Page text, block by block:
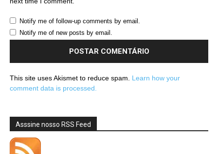
Notify me of follow-up comments by email.
Notify me of new posts by email.
This site uses Akismet to reduce spam. Learn how your
comment data is processed.
Asssine nosso RSS Feed